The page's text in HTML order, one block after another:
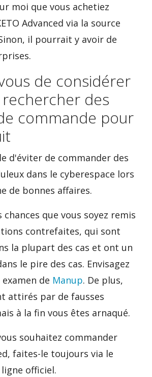
moi que vous achetiez
Advanced via la source
il pourrait y avoir de
de considérer
des
commande pour
d'éviter de commander des
dans le cyberespace lors
de bonnes affaires.
chances que vous soyez remis
contrefaites, qui sont
la plupart des cas et ont un
le pire des cas. Envisagez
de Manup. De plus,
attirés par de fausses
à la fin vous êtes arnaqué.
souhaitez commander
faites-le toujours via le
officiel.